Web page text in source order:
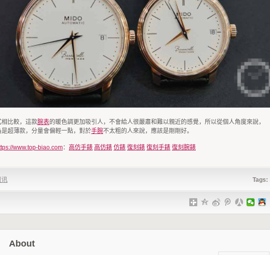
比較，這款腕表的暖色調更加吸引人，不會給人很嚴肅和難以親近的感覺，所以從個人角度來說，
超薄款，分量會偏輕一點，對於手腕不太粗的人來說，應該是剛剛好。
www.top-biao.com： 高仿手錶 高仿錶 仿錶 復刻錶 復刻手錶 復刻腕錶
讯 Tags:
About